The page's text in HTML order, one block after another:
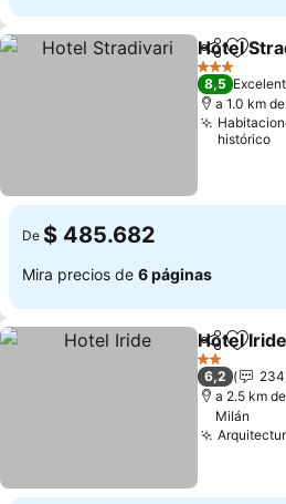
Compartir
Hotel
3 Estrellas
8,5
a 1.0 km
histórico
De $ 485.682
Mira precios de 6 páginas
Compartir
Hotel Iride
2 Estrellas
6,2
234
a 2.5 km
Milán